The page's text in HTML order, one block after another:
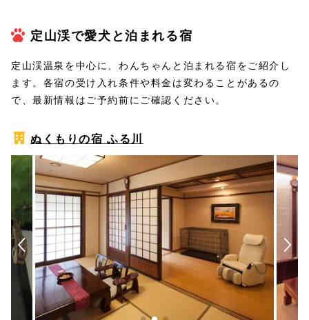
定山渓で愛犬と泊まれる宿
定山渓温泉を中心に、わんちゃんと泊まれる宿をご紹介し
ます。各宿の受け入れ条件や料金は変わることがあるの
で、最新情報はご予約前にご確認ください。
ぬくもりの宿 ふる川